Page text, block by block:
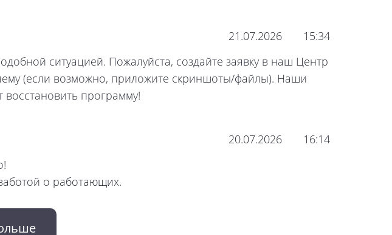
21.07.2026
15:34
ситуацией. Пожалуйста, создайте заявку в наш Центр
(если возможно, приложите скриншоты/файлы). Наши
программу!
20.07.2026
16:14
о работающих.